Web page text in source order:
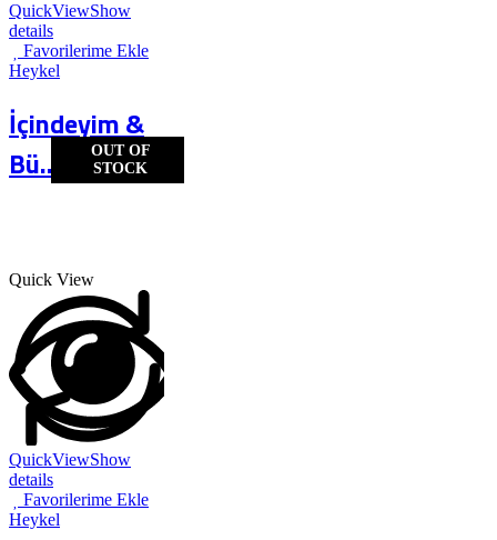
OUT OF
STOCK
QuickViewShow
details
Favorilerime Ekle
Heykel
İçindeyim &
Bü...
Quick View
QuickViewShow
details
Favorilerime Ekle
Heykel